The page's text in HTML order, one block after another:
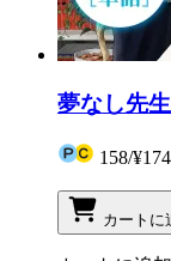
夢なし先
158/¥174
カートに